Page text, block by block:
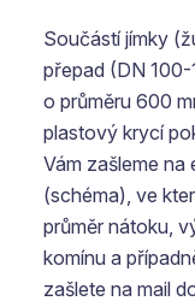
Součástí jímky
přepad (DN
o průměru 600
plastový krycí
Vám zašleme na
(schéma), ve
průměr nátoku,
komínu a
zašlete na mail